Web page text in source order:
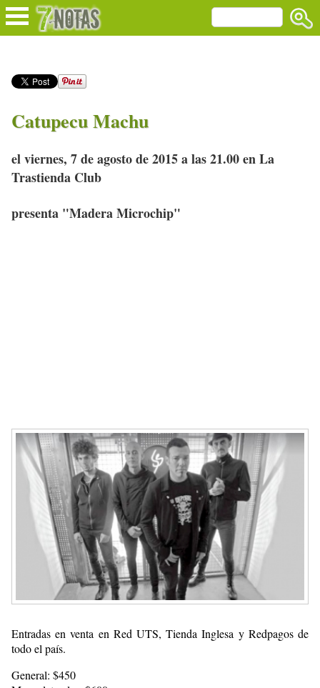
Catupecu Machu
el viernes, 7 de agosto de 2015 a las 21.00 en La
Trastienda Club
presenta "Madera Microchip"
Entradas en venta en Red UTS, Tienda Inglesa y Redpagos de
todo el país.
General: $450